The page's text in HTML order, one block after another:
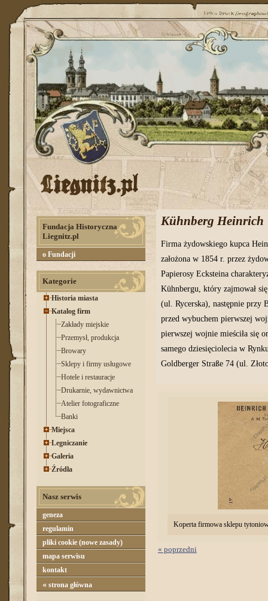
Fundacja Historyczna
Liegnitz.pl
o Fundacji
Kategorie
Historia miasta
Katalog firm
Zakłady miejskie
Przemysł, produkcja
Browary
Sklepy i firmy usługowe
Hotele i restauracje
Drukarnie, wydawnictwa
Atelier fotograficzne
Banki
Miejsca
Legniczanie
Galeria
Źródła
Nasz serwis
geneza
regulamin
pliki cookie (nowe zasady)
mapa serwisu
kontakt
«strona główna
Kühnberg Heinrich
Firma żydowskiego kupca
założona w 1854 r. przez
Papierosy Ecksteina
Kühnbergu, który zajmował
(ul. Rycerska), następnie przy
przed wybuchem pierwszej
pierwszej wojnie mieściła się
samego dziesięciolecia w
Goldberger Straße 74 (ul.
Koperta firmowa sklepu
« poprzedni